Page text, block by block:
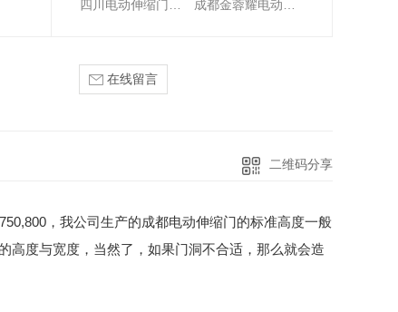
在线留言
二维码分享
，我公司生产的成都电动伸缩门的标准高度一般
高度与宽度，当然了，如果门洞不合适，那么就会造